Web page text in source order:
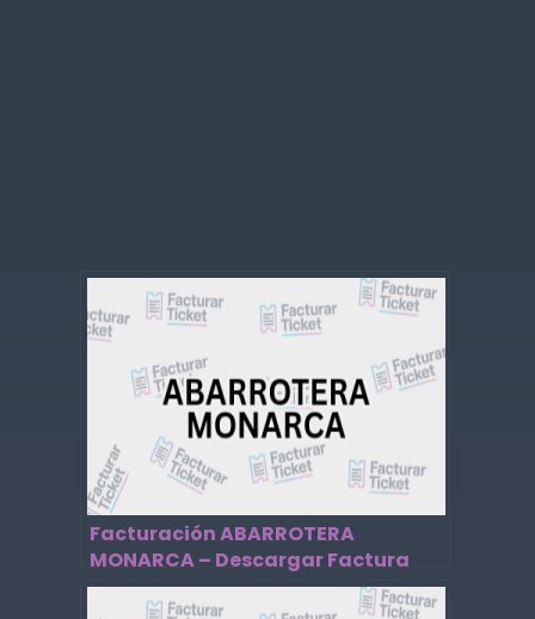
Facturación ABARROTERA
MONARCA – Descargar Factura